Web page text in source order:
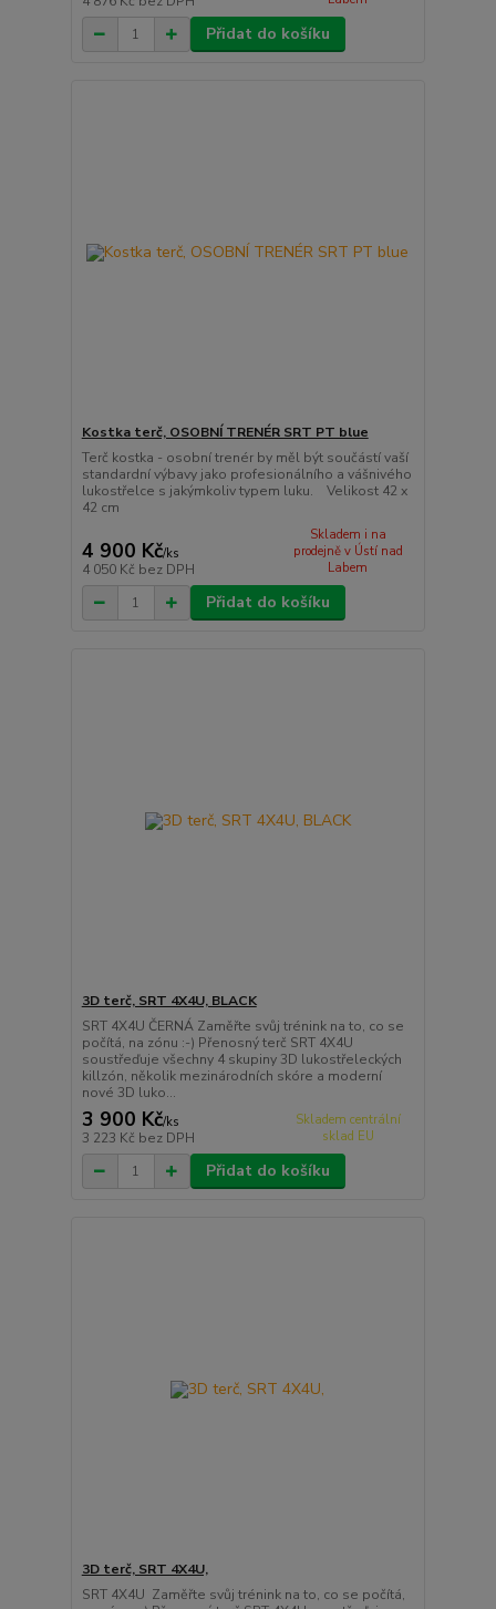
Přidat do košíku
Kostka terč, OSOBNÍ TRENÉR SRT PT blue
Terč kostka - osobní trenér by měl být součástí vaší
standardní výbavy jako profesionálního a vášnivého
lukostřelce s jakýmkoliv typem luku. Velikost 42 x
42 cm
4 900 Kč/ks
4 050 Kč bez DPH
Skladem i na
prodejně v Ústí nad
Labem
Přidat do košíku
3D terč, SRT 4X4U, BLACK
SRT 4X4U ČERNÁ Zaměřte svůj trénink na to, co se
počítá, na zónu :-) Přenosný terč SRT 4X4U
soustřeďuje všechny 4 skupiny 3D lukostřeleckých
killzón, několik mezinárodních skóre a moderní
nové 3D luko...
3 900 Kč/ks
3 223 Kč bez DPH
Skladem centrální
sklad EU
Přidat do košíku
3D terč, SRT 4X4U,
SRT 4X4U Zaměřte svůj trénink na to, co se počítá,